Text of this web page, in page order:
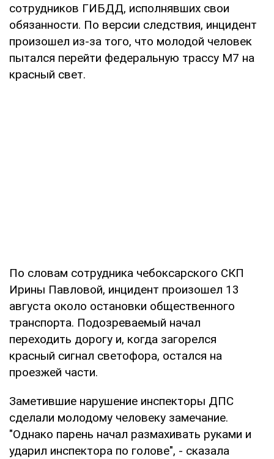
сотрудников ГИБДД, исполнявших свои
обязанности. По версии следствия, инцидент
произошел из-за того, что молодой человек
пытался перейти федеральную трассу М7 на
красный свет.
По словам сотрудника чебоксарского СКП
Ирины Павловой, инцидент произошел 13
августа около остановки общественного
транспорта. Подозреваемый начал
переходить дорогу и, когда загорелся
красный сигнал светофора, остался на
проезжей части.
Заметившие нарушение инспекторы ДПС
сделали молодому человеку замечание.
"Однако парень начал размахивать руками и
ударил инспектора по голове", - сказала